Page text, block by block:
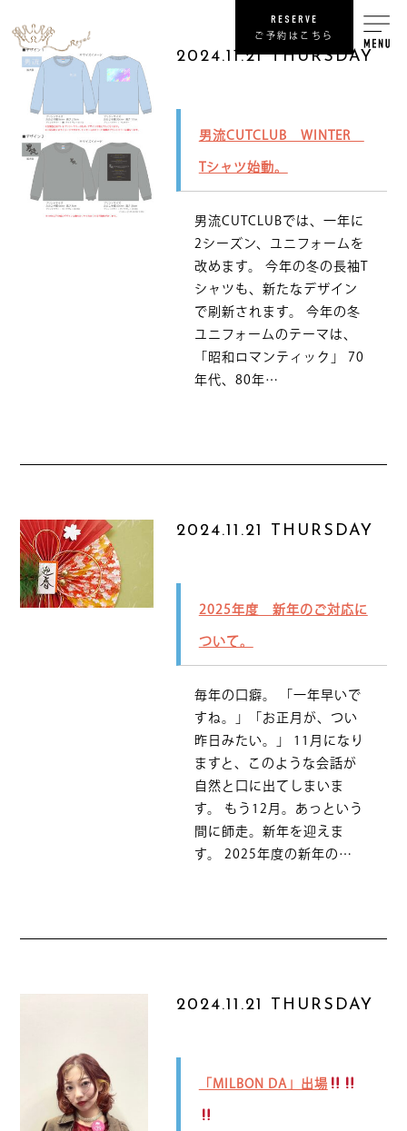
RESERVE
ご予約はこちら
RECRUIT
SHOP
COMPANY
PRIVACY POLICY プライバシ
SITE MAP
2024.11.21 THURSDAY
男流CUTCLUB WINTER
Tシャツ始動。
男流CUTCLUBでは、一年に
2シーズン、ユニフォームを
改めます。 今年の冬の長袖T
シャツも、新たなデザイン
で刷新されます。 今年の冬
ユニフォームのテーマは、
「昭和ロマンティック」 70
年代、80年…
2024.11.21 THURSDAY
2025年度 新年のご対応に
ついて。
毎年の口癖。 「一年早いで
すね。」「お正月が、つい
昨日みたい。」 11月になり
ますと、このような会話が
自然と口に出てしまいま
す。 もう12月。あっという
間に師走。新年を迎えま
す。 2025年度の新年の…
2024.11.21 THURSDAY
「MILBON DA」出場